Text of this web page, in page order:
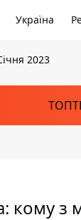
Україна
2023
кому